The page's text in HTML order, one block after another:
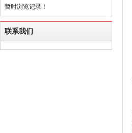
暂时浏览记录！
联系我们